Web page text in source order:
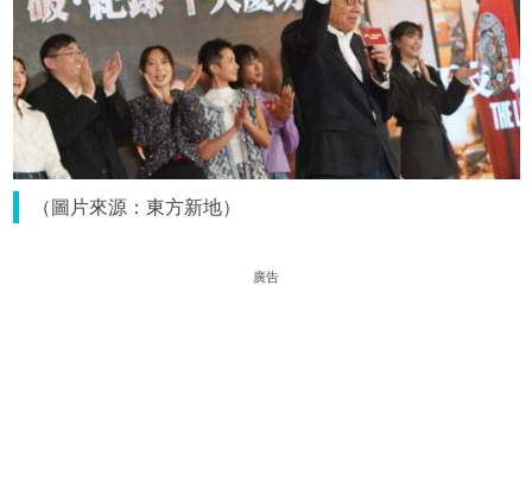
（圖片來源：東方新地）
廣告